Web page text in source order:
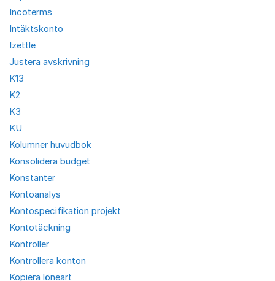
Incoterms
Intäktskonto
Izettle
Justera avskrivning
K13
K2
K3
KU
Kolumner huvudbok
Konsolidera budget
Konstanter
Kontoanalys
Kontospecifikation projekt
Kontotäckning
Kontroller
Kontrollera konton
Kopiera löneart